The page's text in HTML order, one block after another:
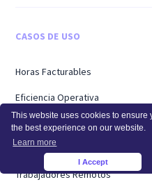
This website uses cookies to ensure
the best experience on our website.
Learn more
I Accept
CASOS DE USO
Horas Facturables
Eficiencia Operativa
Análisis del Personal
Empresas
Trabajadores Remotos